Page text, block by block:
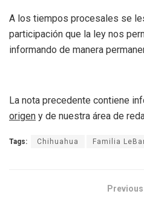
A los tiempos procesales se
participación que la ley nos
informando de manera
La nota precedente contiene
origen y de nuestra área de
Tags: Chihuahua Familia